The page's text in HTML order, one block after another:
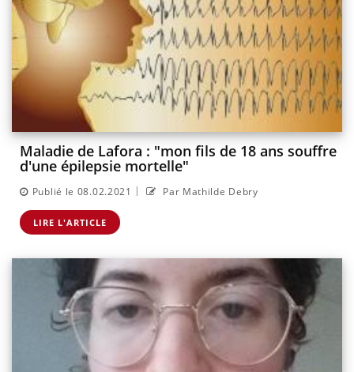
Maladie de Lafora : "mon fils de 18 ans souffre
d'une épilepsie mortelle"
Publié le 08.02.2021 | Par Mathilde Debry
LIRE L'ARTICLE